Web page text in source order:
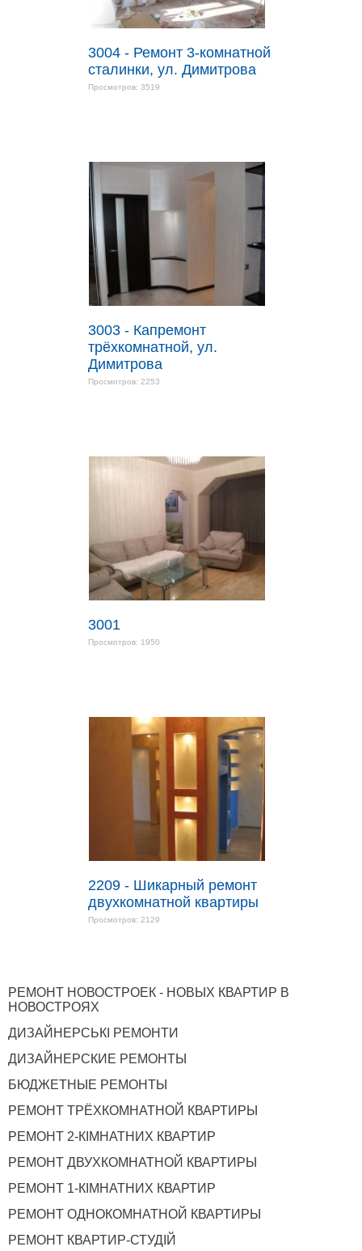
3004 - Ремонт 3-комнатной
сталинки, ул. Димитрова
Просмотров: 3519
3003 - Капремонт
трёхкомнатной, ул.
Димитрова
Просмотров: 2253
3001
Просмотров: 1950
2209 - Шикарный ремонт
двухкомнатной квартиры
Просмотров: 2129
РЕМОНТ НОВОСТРОЕК - НОВЫХ КВАРТИР В
НОВОСТРОЯХ
ДИЗАЙНЕРСЬКІ РЕМОНТИ
ДИЗАЙНЕРСКИЕ РЕМОНТЫ
БЮДЖЕТНЫЕ РЕМОНТЫ
РЕМОНТ ТРЁХКОМНАТНОЙ КВАРТИРЫ
РЕМОНТ 2-КІМНАТНИХ КВАРТИР
РЕМОНТ ДВУХКОМНАТНОЙ КВАРТИРЫ
РЕМОНТ 1-КІМНАТНИХ КВАРТИР
РЕМОНТ ОДНОКОМНАТНОЙ КВАРТИРЫ
РЕМОНТ КВАРТИР-СТУДІЙ